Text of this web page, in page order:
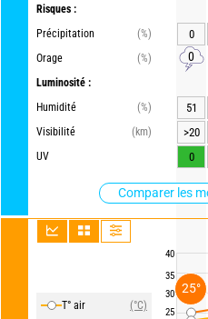
Risques :
Précipitation
(%)
Orage
(%)
Luminosité :
Humidité
(%)
Visibilité
(km)
UV
Comparer les
T° air
(°C)
40
35
30
25
0
0
51
>20
0
25°